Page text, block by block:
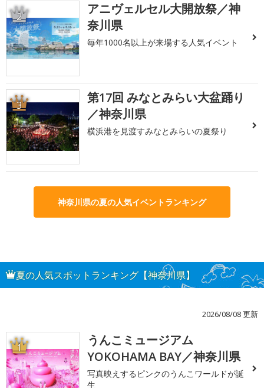
2
アニヴェルセル大開放祭／神
奈川県
毎年1000名以上が来場する人気イベント
3
第17回 みなとみらい大盆踊り
／神奈川県
横浜港を見渡すみなとみらいの夏祭り
神奈川県の夏の人気イベントランキング
夏の人気スポットランキング【神奈川県】
2026/08/08 更新
1
うんこミュージアム
YOKOHAMA BAY／神奈川県
写真映えするピンクのうんこワールドが誕
生